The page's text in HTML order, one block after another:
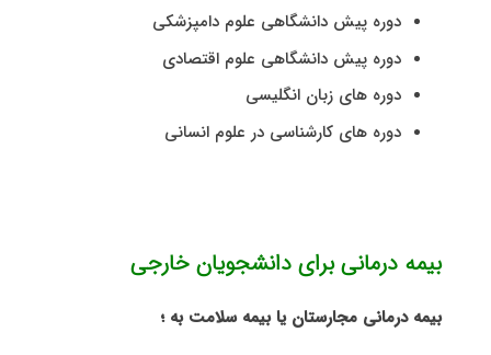
دوره پيش دانشگاهی علوم دامپزشکی
دوره پيش دانشگاهی علوم اقتصادی
دوره های زبان انگلیسی
دوره های کارشناسی در علوم انسانی
بیمه درمانی برای دانشجویان خارجی
بیمه درمانی مجارستان یا بیمه سلامت به ؛